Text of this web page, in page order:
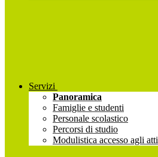
Servizi
Panoramica
Famiglie e studenti
Personale scolastico
Percorsi di studio
Modulistica accesso agli atti